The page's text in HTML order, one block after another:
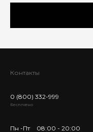
Контакты
0 (800) 332-999
Бесплатно
Пн -Пт
08:00 - 20:00